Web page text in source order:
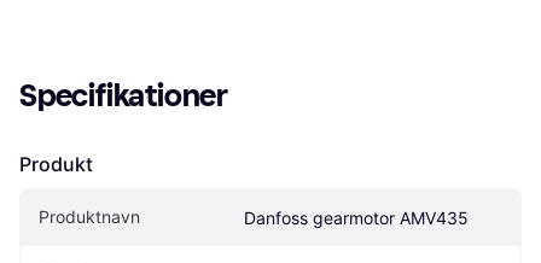
Specifikationer
Produkt
Produktnavn Danfoss gearmotor AMV435